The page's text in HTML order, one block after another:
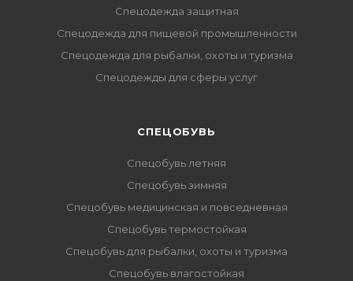
Спецодежда защитная
Спецодежда для пищевой промышленности
Спецодежда для рыбалки, охоты и туризма
Спецодежды для сферы услуг
CПЕЦОБУВЬ
Спецобувь летняя
Спецобувь зимняя
Спецобувь медицинская и повседневная
Спецобувь термостойкая
Спецобувь для рыбалки, охоты и туризма
Спецобувь влагостойкая